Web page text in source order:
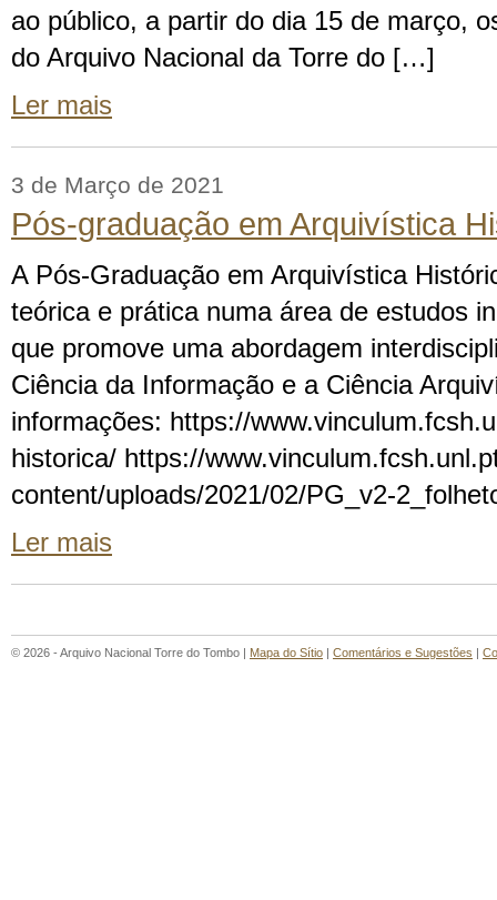
ao público, a partir do dia 15 de março,
do Arquivo Nacional da Torre do […]
Ler mais
3 de Março de 2021
Pós-graduação em Arquivística
A Pós-Graduação em Arquivística
teórica e prática numa área de estudos
que promove uma abordagem
Ciência da Informação e a Ciência
informações: https://
historica/ https://
content/uploads/2021/02/PG_v2-
Ler mais
© 2026 - Arquivo Nacional Torre do Tombo | Mapa do Sítio | Comentários e Sugestões |